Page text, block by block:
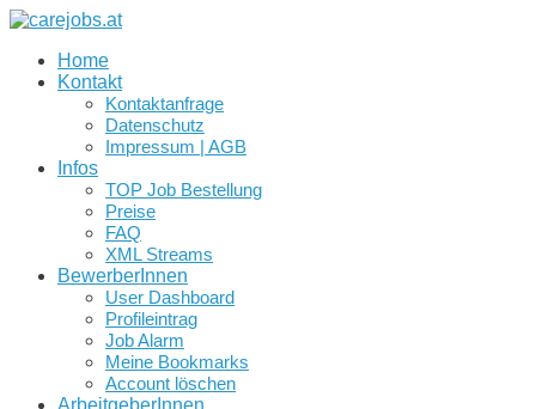
Home
Kontakt
Kontaktanfrage
Datenschutz
Impressum | AGB
Infos
TOP Job Bestellung
Preise
FAQ
XML Streams
BewerberInnen
User Dashboard
Profileintrag
Job Alarm
Meine Bookmarks
Account löschen
ArbeitgeberInnen